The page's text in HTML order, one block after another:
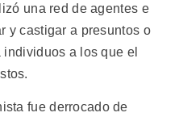
una red de agentes e
y castigar a presuntos o
a los que el
fue derrocado de